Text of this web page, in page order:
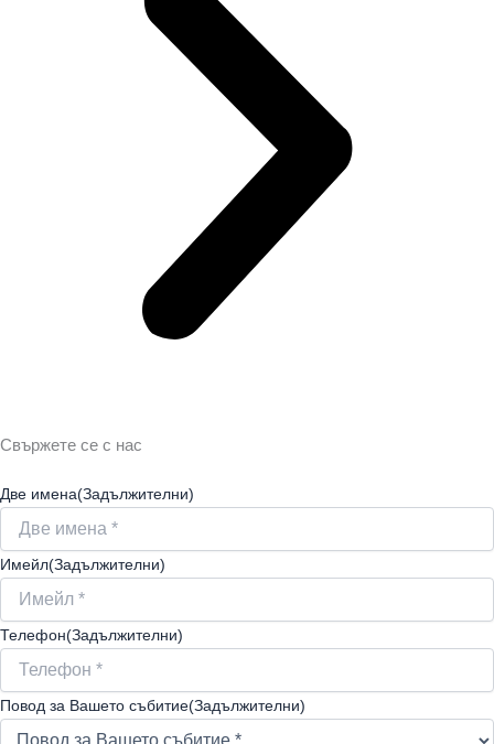
Свържете се с нас
Две имена(Задължителни)
Имейл(Задължителни)
Телефон(Задължителни)
Повод за Вашето събитие(Задължителни)